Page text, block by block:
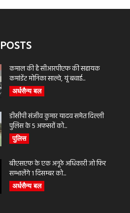
कमाल की है सीआरपीएफ की सहायक
कमांडेंट मोनिका साल्वे, यूं बचाई...
अर्धसैन्य बल
डीसीपी संजीव कुमार यादव समेत दिल्ली
पुलिस के 5 अफसरों को...
पुलिस
बीएसएफ के एक अनूठे अधिकारी जो फिर
सम्भालेंगे 1 दिसम्बर को...
अर्धसैन्य बल